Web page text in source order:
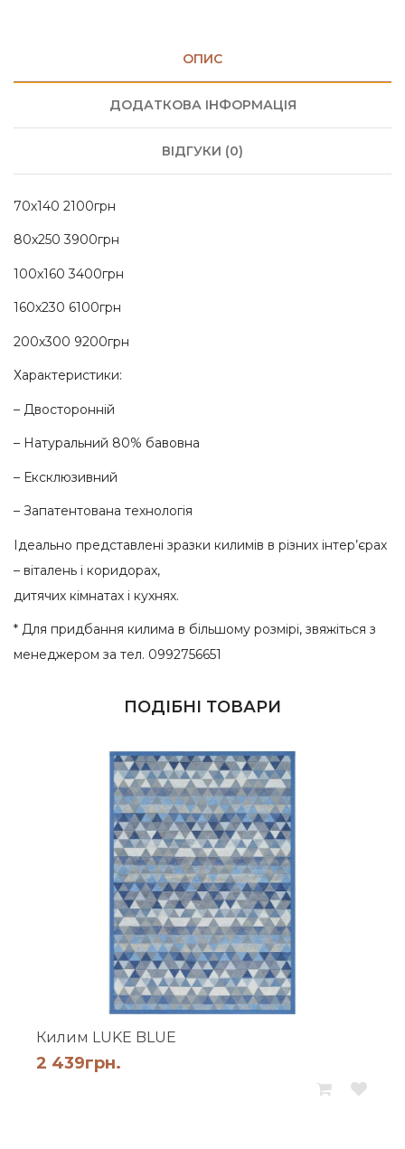
ОПИС
ДОДАТКОВА ІНФОРМАЦІЯ
ВІДГУКИ (0)
70х140 2100грн
80х250 3900грн
100х160 3400грн
160х230 6100грн
200х300 9200грн
Характеристики:
– Двосторонній
– Натуральний 80% бавовна
– Ексклюзивний
– Запатентована технологія
Ідеально представлені зразки килимів в різних інтер’єрах
– віталень і коридорах,
дитячих кімнатах і кухнях.
* Для придбання килима в більшому розмірі, звяжіться з
менеджером за тел. 0992756651
ПОДІБНІ ТОВАРИ
Килим LUKE BLUE
2 439грн.